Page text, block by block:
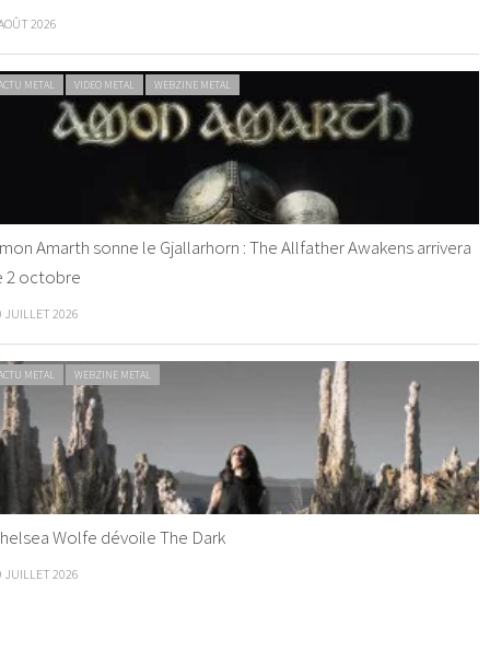
2026
METAL VIDEO METAL WEBZINE METAL
Amarth sonne le Gjallarhorn : The Allfather Awakens arrivera
2 octobre
JUILLET 2026
METAL WEBZINE METAL
Wolfe dévoile The Dark
JUILLET 2026